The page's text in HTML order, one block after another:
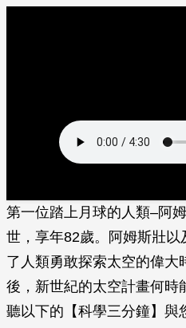
第一位踏上月球的人類–阿
世，享年82歲。阿姆斯壯
了人類勇敢探索太空的偉大
後，新世紀的太空計畫何時
聽以下的【科學三分鐘】與